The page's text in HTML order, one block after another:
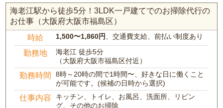
海老江駅から徒歩5分！3LDK一戸建てでのお掃除代行の
お仕事（大阪府大阪市福島区）
時給 1,500〜1,860円 、交通費支給、前払い制度あり
勤務地
海老江 徒歩5分
（大阪府大阪市福島区付近）
勤務時間
8時～20時の間で1時間〜、好きな日に働くこと
が可能です。(候補の日時から選択)
仕事内容
キッチン、トイレ、お風呂、洗面所、リビン
グ、その他のお掃除